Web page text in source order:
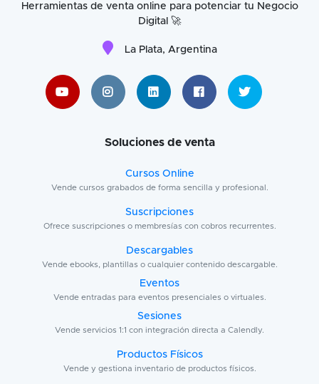
Herramientas de venta online para potenciar tu Negocio
Digital 🚀
La Plata, Argentina
Soluciones de venta
Cursos Online
Vende cursos grabados de forma sencilla y profesional.
Suscripciones
Ofrece suscripciones o membresías con cobros recurrentes.
Descargables
Vende ebooks, plantillas o cualquier contenido descargable.
Eventos
Vende entradas para eventos presenciales o virtuales.
Sesiones
Vende servicios 1:1 con integración directa a Calendly.
Productos Físicos
Vende y gestiona inventario de productos físicos.